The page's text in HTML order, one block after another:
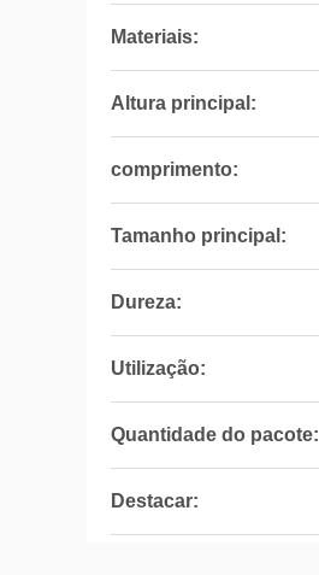
Materiais:
Altura principal:
comprimento:
Tamanho principal:
Dureza:
Utilização:
Quantidade do pacote:
Destacar: